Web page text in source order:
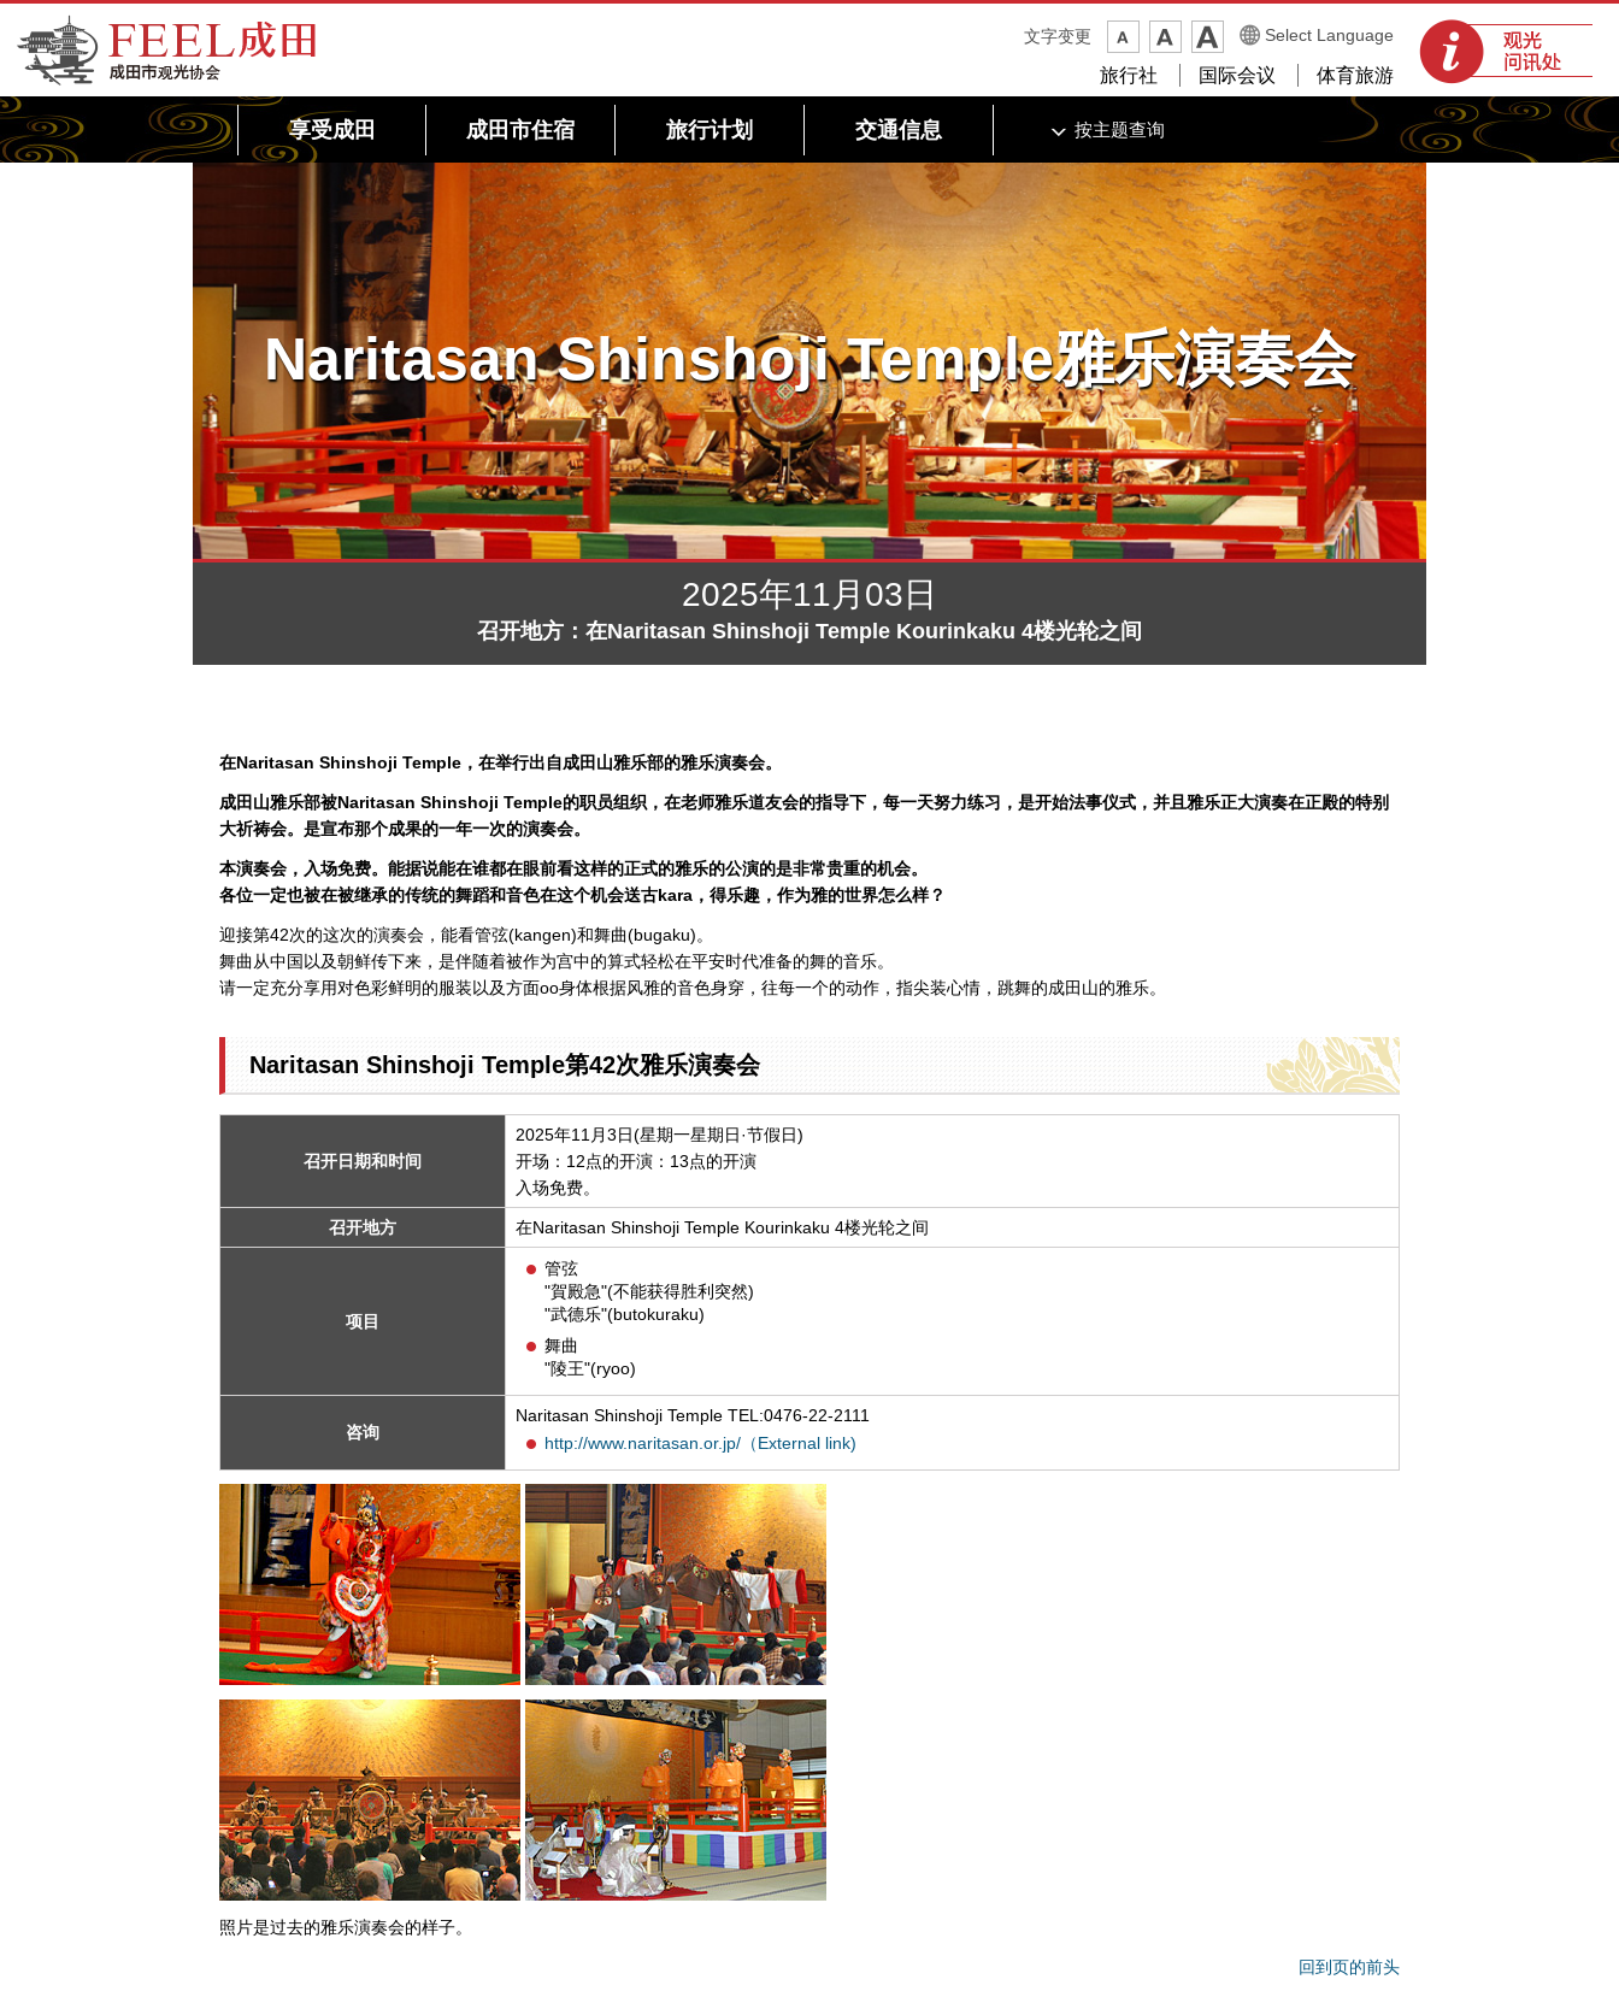
FEEL成田成田市观光协会官方网站
观光问讯处
文字变更 Select Language
旅行社 国际会议 体育旅游
享受成田 成田市住宿 旅行计划 交通信息 按主题查询
Naritasan Shinshoji Temple雅乐演奏会
2025年11月03日
召开地方：在Naritasan Shinshoji Temple Kourinkaku 4楼光轮之间
在Naritasan Shinshoji Temple，在举行出自成田山雅乐部的雅乐演奏会。
成田山雅乐部被Naritasan Shinshoji Temple的职员组织，在老师雅乐道友会的指导下，每一天努力练习，是开始法事仪式，并且雅乐正大演奏在正殿的特别
大祈祷会。是宣布那个成果的一年一次的演奏会。
本演奏会，入场免费。能据说能在谁都在眼前看这样的正式的雅乐的公演的是非常贵重的机会。
各位一定也被在被继承的传统的舞蹈和音色在这个机会送古kara，得乐趣，作为雅的世界怎么样？
迎接第42次的这次的演奏会，能看管弦(kangen)和舞曲(bugaku)。
舞曲从中国以及朝鲜传下来，是伴随着被作为宫中的算式轻松在平安时代准备的舞的音乐。
请一定充分享用对色彩鲜明的服装以及方面oo身体根据风雅的音色身穿，往每一个的动作，指尖装心情，跳舞的成田山的雅乐。
Naritasan Shinshoji Temple第42次雅乐演奏会
召开日期和时间
2025年11月3日(星期一星期日·节假日)
开场：12点的开演：13点的开演
入场免费。
召开地方 在Naritasan Shinshoji Temple Kourinkaku 4楼光轮之间
项目
管弦
"賀殿急"(不能获得胜利突然)
"武德乐"(butokuraku)
舞曲
"陵王"(ryoo)
咨询
Naritasan Shinshoji Temple TEL:0476-22-2111
http://www.naritasan.or.jp/（External link)
照片是过去的雅乐演奏会的样子。
回到页的前头